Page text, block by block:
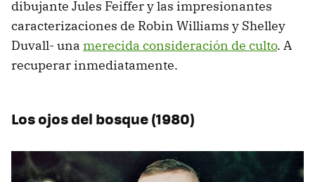
dibujante Jules Feiffer y las impresionantes
caracterizaciones de Robin Williams y Shelley
Duvall- una merecida consideración de culto. A
recuperar inmediatamente.
Los ojos del bosque (1980)